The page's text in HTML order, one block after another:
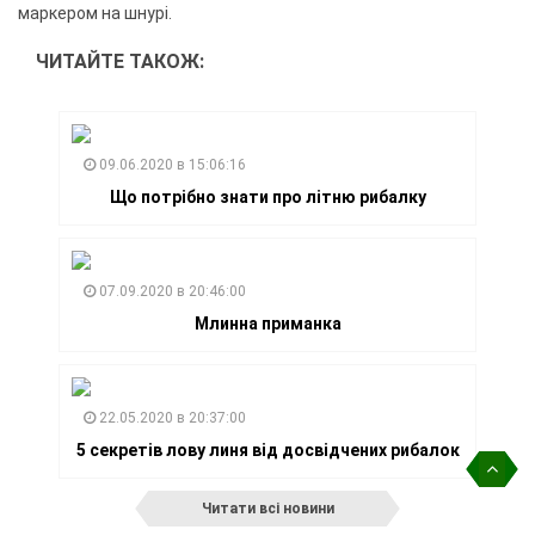
маркером на шнурі.
ЧИТАЙТЕ ТАКОЖ:
09.06.2020 в 15:06:16
Що потрібно знати про літню рибалку
07.09.2020 в 20:46:00
Млинна приманка
22.05.2020 в 20:37:00
5 секретів лову линя від досвідчених рибалок
Читати всі новини